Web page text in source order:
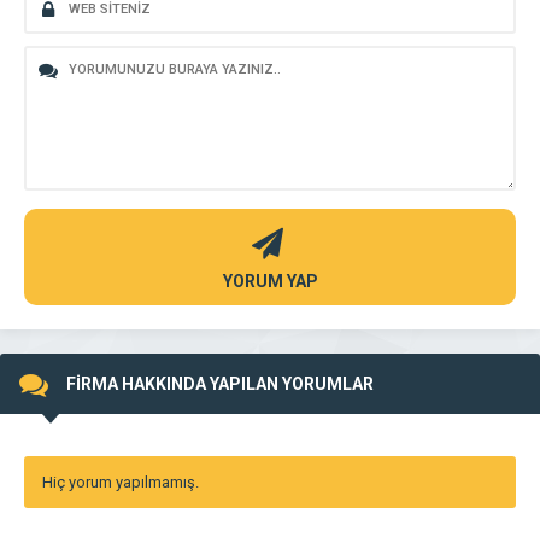
YORUM YAP
FİRMA HAKKINDA YAPILAN YORUMLAR
Hiç yorum yapılmamış.